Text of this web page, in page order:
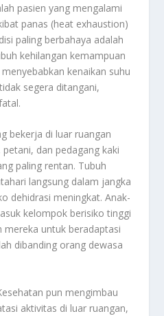
pasien yang mengalami
panas (heat exhaustion)
paling berbahaya adalah
kehilangan kemampuan
kenaikan suhu
segera ditangani,
bekerja di luar ruangan
dan pedagang kaki
paling rentan. Tubuh
langsung dalam jangka
dehidrasi meningkat. Anak-
kelompok berisiko tinggi
untuk beradaptasi
dibanding orang dewasa
pun mengimbau
aktivitas di luar ruangan,